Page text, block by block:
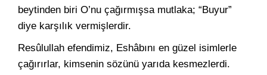
beytinden biri O’nu çağırmışsa mutlaka; “Buyur”
diye karşılık vermişlerdir.
Resûlullah efendimiz, Eshâbını en güzel isimlerle
çağırırlar, kimsenin sözünü yarıda kesmezlerdi.